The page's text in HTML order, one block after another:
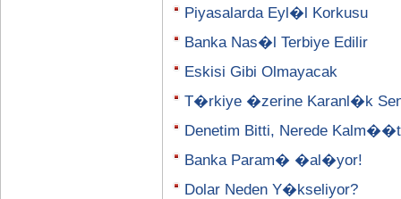
Piyasalarda Eyl�l Korkusu
Banka Nas�l Terbiye Edilir
Eskisi Gibi Olmayacak
T�rkiye �zerine Karanl�k
Denetim Bitti, Nerede
Banka Param� �al�yor!
Dolar Neden Y�kseliyor?